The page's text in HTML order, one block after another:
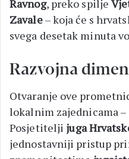
Ravnog, preko spilje
Zavale– koja će s
svega desetak minuta
Razvojna
Otvaranje ove
lokalnim zajednicama
Posjetitelji juga
jednostavniji pristup